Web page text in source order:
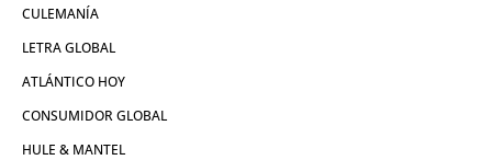
CULEMANÍA
LETRA GLOBAL
ATLÁNTICO HOY
CONSUMIDOR GLOBAL
HULE & MANTEL